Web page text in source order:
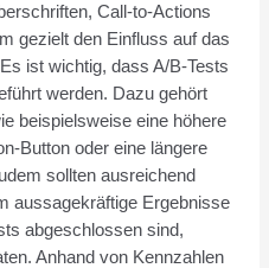
Call-to-Actions
gezielt den Einfluss auf das
ist wichtig, dass A/B-Tests
werden. Dazu gehört
beispielsweise eine höhere
Button oder eine längere
sollten ausreichend
aussagekräftige Ergebnisse
abgeschlossen sind,
Anhand von Kennzahlen